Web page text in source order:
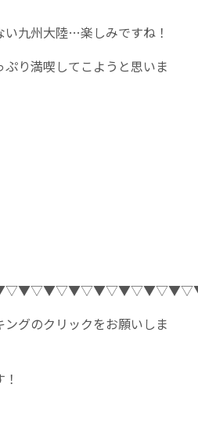
九州大陸…楽しみですね！
り満喫してこようと思いま
グのクリックをお願いしま